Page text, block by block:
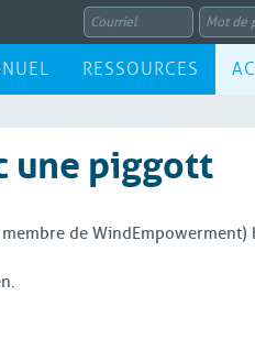
RESSOURCES
une piggott
de WindEmpowerment)